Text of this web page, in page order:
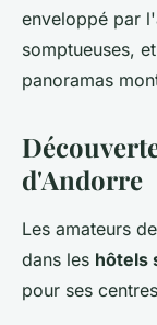
enveloppé par
somptueuses,
panoramas
d'Andorre
Les amateurs
dans les hôtels
pour ses